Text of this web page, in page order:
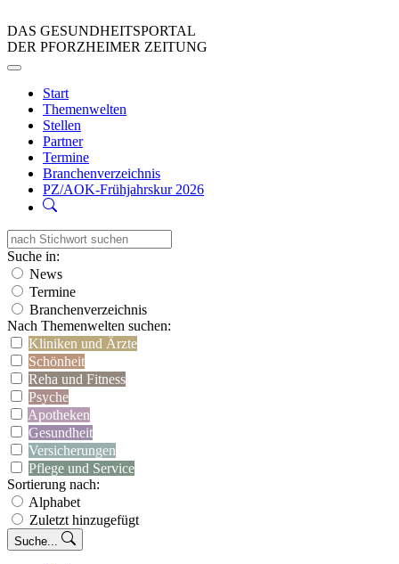
DAS GESUNDHEITSPORTAL
DER PFORZHEIMER ZEITUNG
Start
Themenwelten
Stellen
Partner
Termine
Branchenverzeichnis
PZ/AOK-Frühjahrskur 2026
Suche in:
News
Termine
Branchenverzeichnis
Nach Themenwelten suchen:
Kliniken und Ärzte
Schönheit
Reha und Fitness
Psyche
Apotheken
Gesundheit
Versicherungen
Pflege und Service
Sortierung nach:
Alphabet
Zuletzt hinzugefügt
Suche...